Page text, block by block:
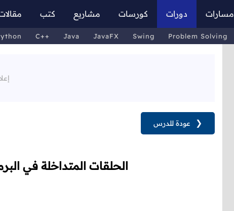
مسارات دورات كورسات مشاريع كتب
C++ Java JavaFX Swing Problem Solving
❮ عودة للدرس
الحلقات المتداخلة في